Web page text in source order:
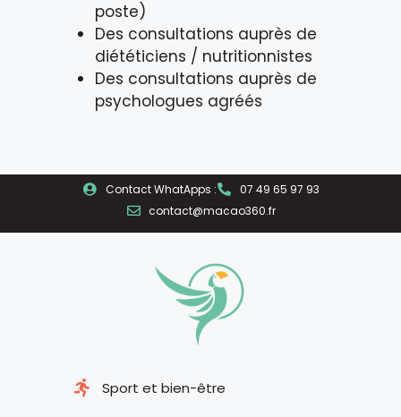
poste)
Des consultations auprès de
diététiciens / nutritionnistes
Des consultations auprès de
psychologues agréés
Contact WhatApps :
07 49 65 97 93
contact@macao360.fr
Sport et bien-être